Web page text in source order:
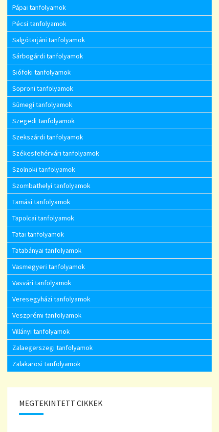
Pápai tanfolyamok
Pécsi tanfolyamok
Salgótarjáni tanfolyamok
Sárbogárdi tanfolyamok
Siófoki tanfolyamok
Soproni tanfolyamok
Sümegi tanfolyamok
Szegedi tanfolyamok
Szekszárdi tanfolyamok
Székesfehérvári tanfolyamok
Szolnoki tanfolyamok
Szombathelyi tanfolyamok
Tamási tanfolyamok
Tapolcai tanfolyamok
Tatai tanfolyamok
Tatabányai tanfolyamok
Vasmegyeri tanfolyamok
Vasvári tanfolyamok
Veresegyházi tanfolyamok
Veszprémi tanfolyamok
Villányi tanfolyamok
Zalaegerszegi tanfolyamok
Zalakarosi tanfolyamok
MEGTEKINTETT CIKKEK